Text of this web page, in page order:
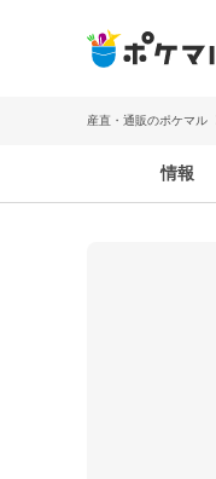
産直・通販のポケマル
情報